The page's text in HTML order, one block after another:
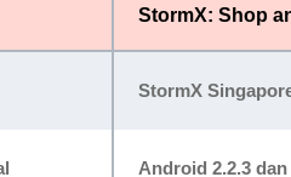
StormX: Shop
StormX
Android 2.2.3